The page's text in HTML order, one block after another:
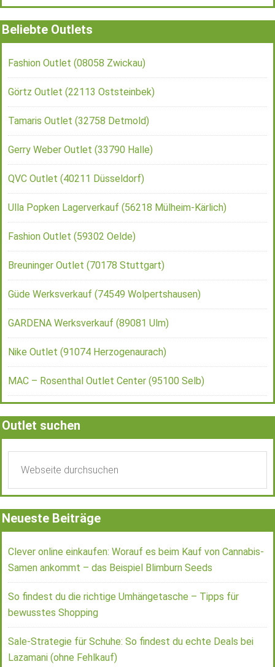
Beliebte Outlets
Fashion Outlet (08058 Zwickau)
Görtz Outlet (22113 Oststeinbek)
Tamaris Outlet (32758 Detmold)
Gerry Weber Outlet (33790 Halle)
QVC Outlet (40211 Düsseldorf)
Ulla Popken Lagerverkauf (56218 Mülheim-Kärlich)
Fashion Outlet (59302 Oelde)
Breuninger Outlet (70178 Stuttgart)
Güde Werksverkauf (74549 Wolpertshausen)
GARDENA Werksverkauf (89081 Ulm)
Nike Outlet (91074 Herzogenaurach)
MAC – Rosenthal Outlet Center (95100 Selb)
Outlet suchen
Neueste Beiträge
Clever online einkaufen: Worauf es beim Kauf von Cannabis-
Samen ankommt – das Beispiel Blimburn Seeds
So findest du die richtige Umhängetasche – Tipps für
bewusstes Shopping
Sale-Strategie für Schuhe: So findest du echte Deals bei
Lazamani (ohne Fehlkauf)